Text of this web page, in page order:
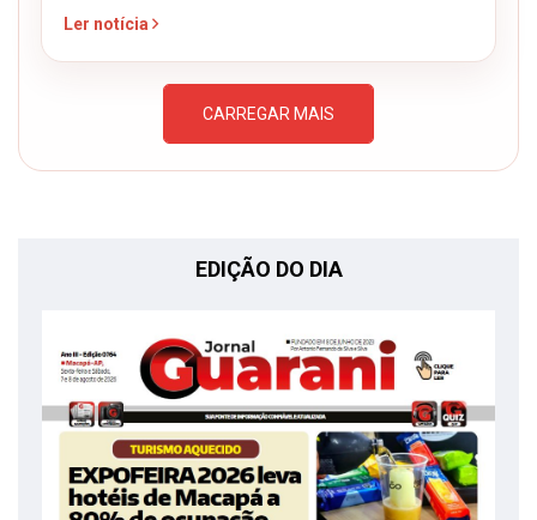
Ler notícia
CARREGAR MAIS
EDIÇÃO DO DIA